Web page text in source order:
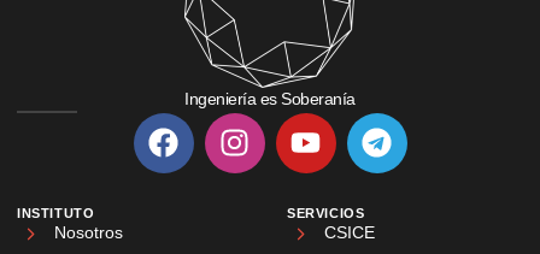
Ingeniería es Soberanía
INSTITUTO
Nosotros
SERVICIOS
CSICE